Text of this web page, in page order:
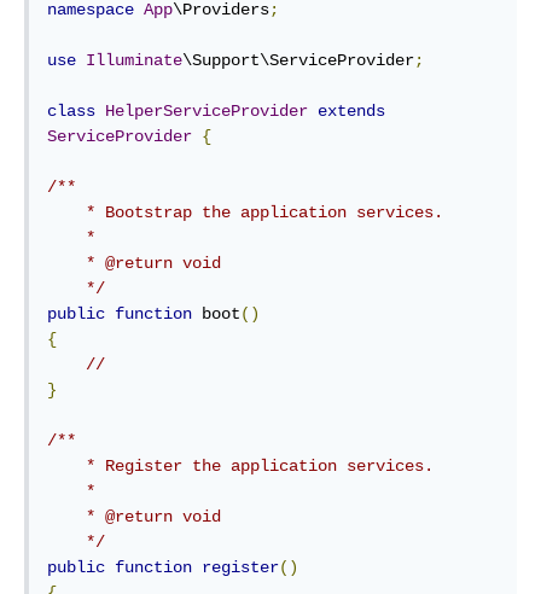
namespace App\Providers;
use Illuminate\Support\ServiceProvider;
class HelperServiceProvider extends
ServiceProvider {
/**
    */
public function boot()
{
//
}
/**
    */
public function register()